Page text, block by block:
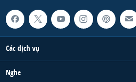
Các dịch vụ
Nghe